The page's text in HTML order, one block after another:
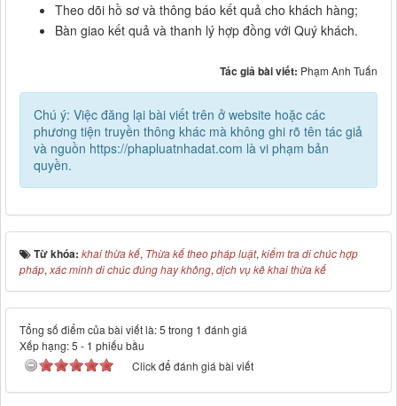
Theo dõi hồ sơ và thông báo kết quả cho khách hàng;
Bàn giao kết quả và thanh lý hợp đồng với Quý khách.
Tác giả bài viết: Phạm Anh Tuấn
Chú ý: Việc đăng lại bài viết trên ở website hoặc các
phương tiện truyền thông khác mà không ghi rõ tên tác giả
và nguồn https://phapluatnhadat.com là vi phạm bản
quyền.
Từ khóa: khai thừa kế, Thừa kế theo pháp luật, kiểm tra di chúc hợp
pháp, xác minh di chúc đúng hay không, dịch vụ kê khai thừa kế
Tổng số điểm của bài viết là: 5 trong 1 đánh giá
Xếp hạng:5 - 1 phiếu bầu
Click để đánh giá bài viết